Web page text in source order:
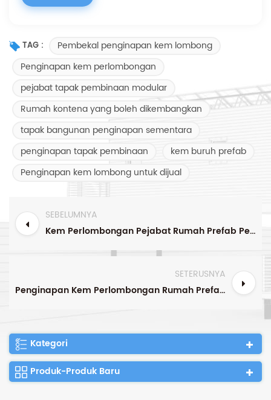
TAG :
Pembekal penginapan kem lombong
Penginapan kem perlombongan
pejabat tapak pembinaan modular
Rumah kontena yang boleh dikembangkan
tapak bangunan penginapan sementara
penginapan tapak pembinaan
kem buruh prefab
Penginapan kem lombong untuk dijual
SEBELUMNYA
Kem Perlombongan Pejabat Rumah Prefab Penginapan Kem Buruh
SETERUSNYA
Penginapan Kem Perlombongan Rumah Prefab Tapak Pembinaan Kem Buruh Pejabat Penginapan Sementara Lelaki
Kategori
Produk-Produk Baru